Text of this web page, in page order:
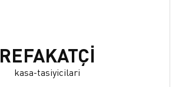
REFAKATÇİ
kasa-tasiyicilari